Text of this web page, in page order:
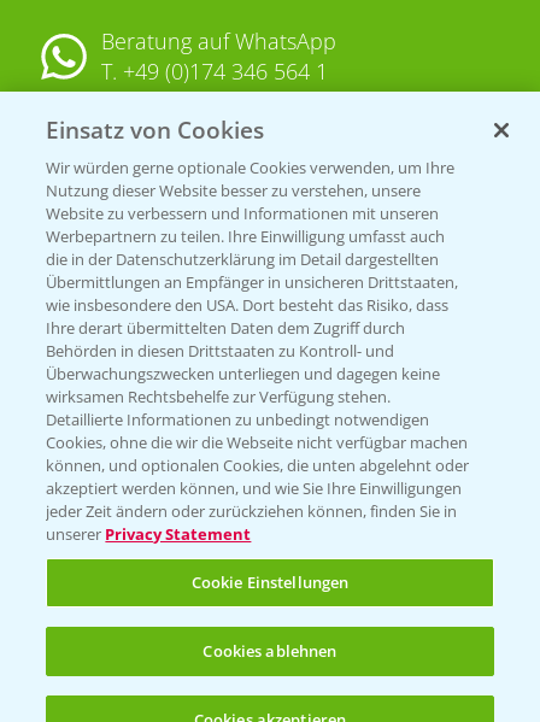
Beratung auf WhatsApp
T. +49 (0)174 346 564 1
KONTAKT
Hilfe in Notfällen
T.+49 (0)214/30-20220
Folgen Sie uns
Allgemeine Nutzungsbedingungen
Datenschutzerklärung
Impressum
Gebrauchshinweise
Einsatz von Cookies
Wir würden gerne optionale Cookies verwenden, um Ihre
Nutzung dieser Website besser zu verstehen, unsere
Website zu verbessern und Informationen mit unseren
Werbepartnern zu teilen. Ihre Einwilligung umfasst auch
die in der Datenschutzerklärung im Detail dargestellten
Übermittlungen an Empfänger in unsicheren Drittstaaten,
wie insbesondere den USA. Dort besteht das Risiko, dass
Ihre derart übermittelten Daten dem Zugriff durch
Behörden in diesen Drittstaaten zu Kontroll- und
Überwachungszwecken unterliegen und dagegen keine
wirksamen Rechtsbehelfe zur Verfügung stehen.
Detaillierte Informationen zu unbedingt notwendigen
Cookies, ohne die wir die Webseite nicht verfügbar machen
können, und optionalen Cookies, die unten abgelehnt oder
akzeptiert werden können, und wie Sie Ihre Einwilligungen
jeder Zeit ändern oder zurückziehen können, finden Sie in
unserer Privacy Statement
Cookie Einstellungen
Cookies ablehnen